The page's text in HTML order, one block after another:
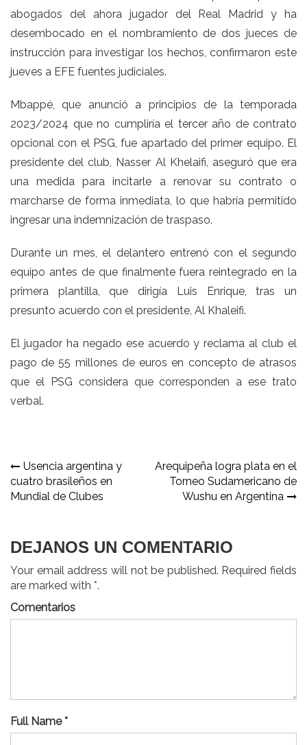
abogados del ahora jugador del Real Madrid y ha
desembocado en el nombramiento de dos jueces de
instrucción para investigar los hechos, confirmaron este
jueves a EFE fuentes judiciales.
Mbappé, que anunció a principios de la temporada
2023/2024 que no cumpliría el tercer año de contrato
opcional con el PSG, fue apartado del primer equipo. El
presidente del club, Nasser Al Khelaifi, aseguró que era
una medida para incitarle a renovar su contrato o
marcharse de forma inmediata, lo que habría permitido
ingresar una indemnización de traspaso.
Durante un mes, el delantero entrenó con el segundo
equipo antes de que finalmente fuera reintegrado en la
primera plantilla, que dirigía Luis Enrique, tras un
presunto acuerdo con el presidente, Al Khaleifi.
El jugador ha negado ese acuerdo y reclama al club el
pago de 55 millones de euros en concepto de atrasos
que el PSG considera que corresponden a ese trato
verbal.
Navegación
de
Usencia argentina y
cuatro brasileños en
Mundial de Clubes
Arequipeña logra plata en el
Torneo Sudamericano de
Wushu en Argentina
DEJANOS UN COMENTARIO
Your email address will not be published. Required fields
are marked with *.
Comentarios
Full Name *